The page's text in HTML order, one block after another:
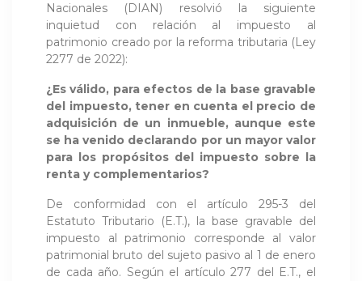
Nacionales (DIAN) resolvió la siguiente
inquietud con relación al impuesto al
patrimonio creado por la reforma tributaria (Ley
2277 de 2022):
¿Es válido, para efectos de la base gravable
del impuesto, tener en cuenta el precio de
adquisición de un inmueble, aunque este
se ha venido declarando por un mayor valor
para los propósitos del impuesto sobre la
renta y complementarios?
De conformidad con el artículo 295-3 del
Estatuto Tributario (E.T.), la base gravable del
impuesto al patrimonio corresponde al valor
patrimonial bruto del sujeto pasivo al 1 de enero
de cada año. Según el artículo 277 del E.T., el